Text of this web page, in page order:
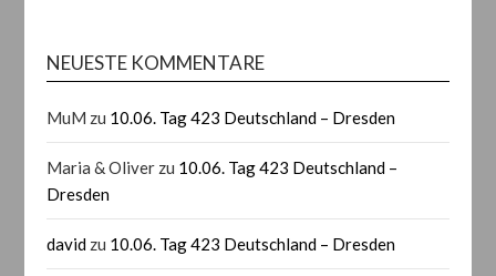
NEUESTE KOMMENTARE
MuM zu 10.06. Tag 423 Deutschland – Dresden
Maria & Oliver zu 10.06. Tag 423 Deutschland –
Dresden
david zu 10.06. Tag 423 Deutschland – Dresden